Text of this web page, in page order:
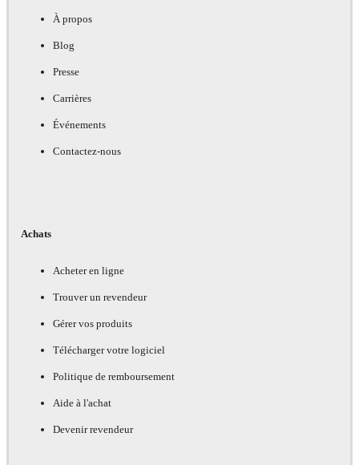
À propos
Blog
Presse
Carrières
Événements
Contactez-nous
Achats
Acheter en ligne
Trouver un revendeur
Gérer vos produits
Télécharger votre logiciel
Politique de remboursement
Aide à l'achat
Devenir revendeur